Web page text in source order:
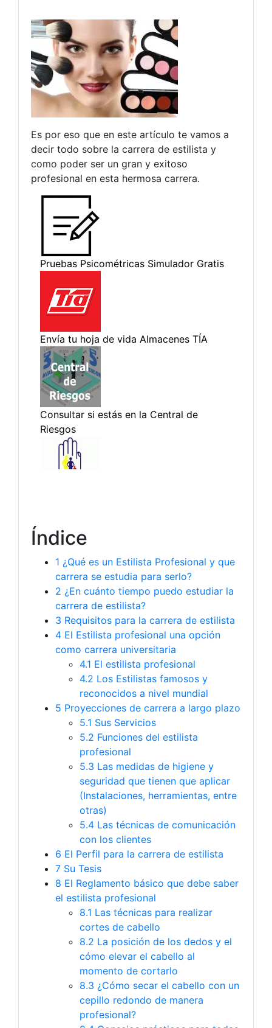
Es por eso que en este artículo te vamos a
decir todo sobre la carrera de estilista y
como poder ser un gran y exitoso
profesional en esta hermosa carrera.
Índice
1 ¿Qué es un Estilista Profesional y que
carrera se estudia para serlo?
2 ¿En cuánto tiempo puedo estudiar la
carrera de estilista?
3 Requisitos para la carrera de estilista
4 El Estilista profesional una opción
como carrera universitaria
4.1 El estilista profesional
4.2 Los Estilistas famosos y
reconocidos a nivel mundial
5 Proyecciones de carrera a largo plazo
5.1 Sus Servicios
5.2 Funciones del estilista
profesional
5.3 Las medidas de higiene y
seguridad que tienen que aplicar
(Instalaciones, herramientas, entre
otras)
5.4 Las técnicas de comunicación
con los clientes
6 El Perfil para la carrera de estilista
7 Su Tesis
8 El Reglamento básico que debe saber
el estilista profesional
8.1 Las técnicas para realizar
cortes de cabello
8.2 La posición de los dedos y el
cómo elevar el cabello al
momento de cortarlo
8.3 ¿Cómo secar el cabello con un
cepillo redondo de manera
profesional?